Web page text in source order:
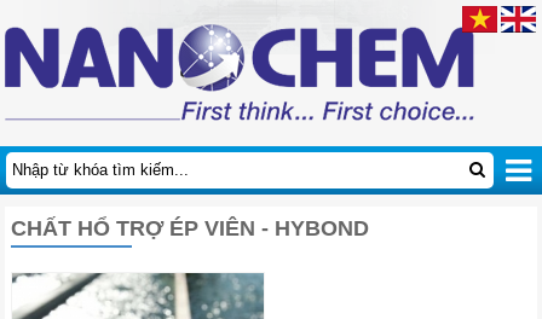
CHẤT HỔ TRỢ ÉP VIÊN - HYBOND